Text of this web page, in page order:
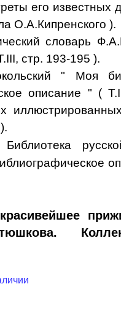
его известных
О.А.Кипренского ).
словарь
стр. 193-195 ).
" Моя
описание " (